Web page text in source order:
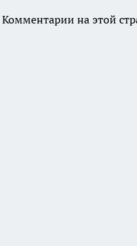
Комментарии на этой